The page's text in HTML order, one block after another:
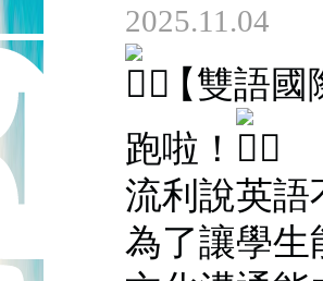
2025.11.04
【雙語國
跑啦！
流利說英語
為了讓學生